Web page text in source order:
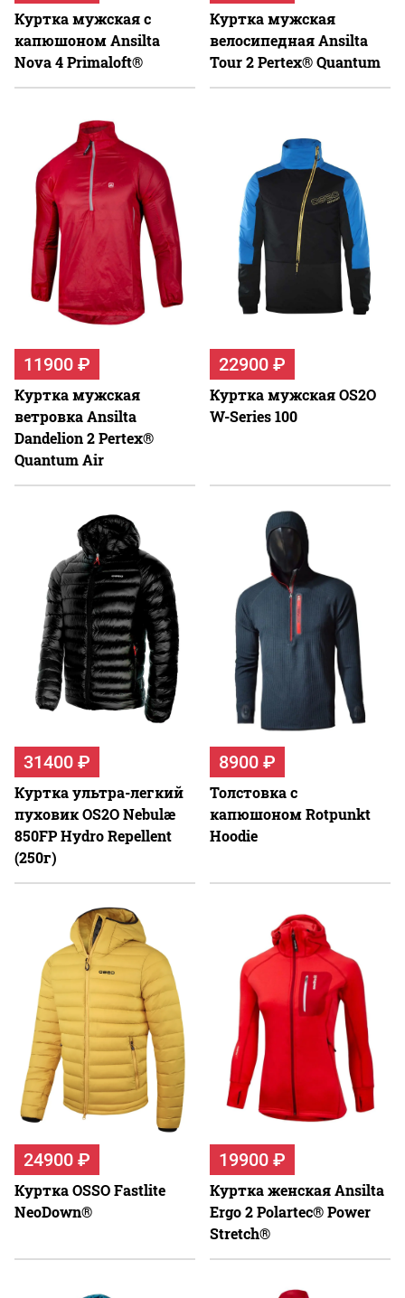
Куртка мужская с
капюшоном Ansilta
Nova 4 Primaloft®
Куртка мужская
велосипедная Ansilta
Tour 2 Pertex® Quantum
11900 ₽
Куртка мужская
ветровка Ansilta
Dandelion 2 Pertex®
Quantum Air
22900 ₽
Куртка мужская OS2O
W-Series 100
31400 ₽
Куртка ультра-легкий
пуховик OS2O Nebulæ
850FP Hydro Repellent
(250г)
8900 ₽
Толстовка с
капюшоном Rotpunkt
Hoodie
24900 ₽
Куртка OSSO Fastlite
NeoDown®
19900 ₽
Куртка женская Ansilta
Ergo 2 Polartec® Power
Stretch®